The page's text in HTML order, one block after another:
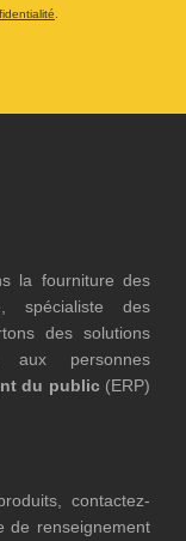
la fourniture des
spécialiste des
des solutions
aux personnes
du public(ERP)
contactez-
de renseignement